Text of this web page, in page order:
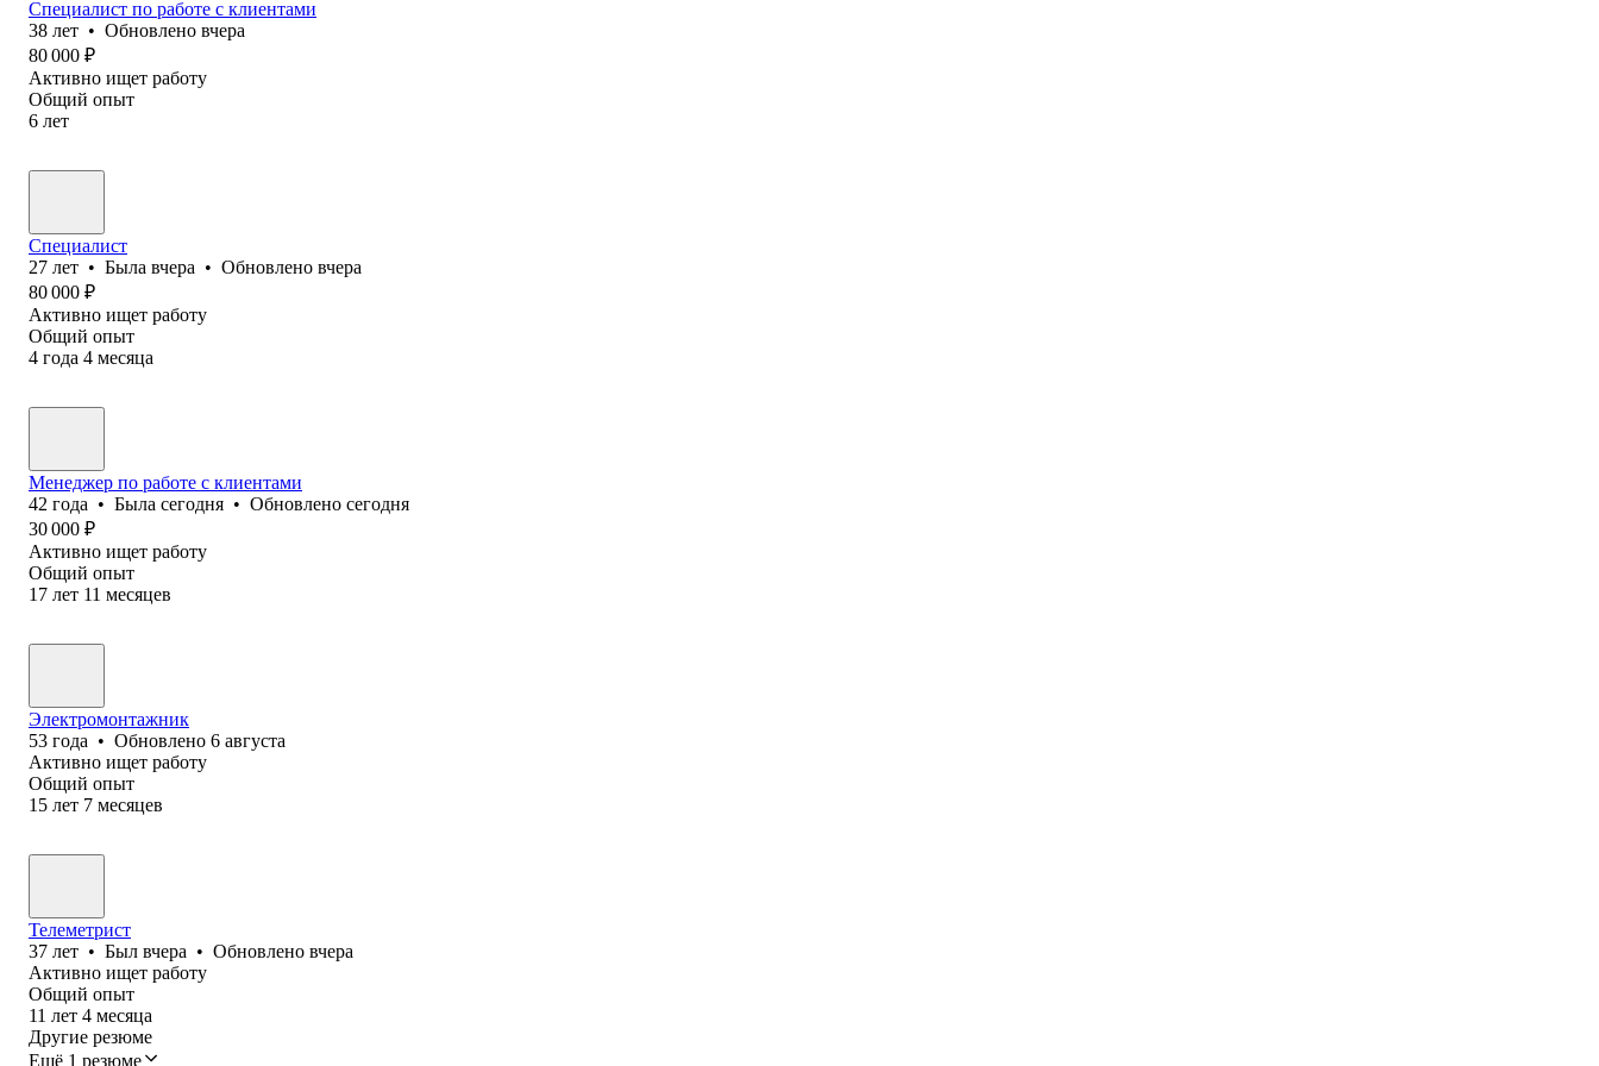
Специалист по работе с клиентами
38 лет • Обновлено вчера
80 000 ₽
Активно ищет работу
Общий опыт
6 лет
Специалист
27 лет • Была вчера • Обновлено вчера
80 000 ₽
Активно ищет работу
Общий опыт
4 года 4 месяца
Менеджер по работе с клиентами
42 года • Была сегодня • Обновлено сегодня
30 000 ₽
Активно ищет работу
Общий опыт
17 лет 11 месяцев
Электромонтажник
53 года • Обновлено 6 августа
Активно ищет работу
Общий опыт
15 лет 7 месяцев
Телеметрист
37 лет • Был вчера • Обновлено вчера
Активно ищет работу
Общий опыт
11 лет 4 месяца
Другие резюме
Ещё 1 резюме